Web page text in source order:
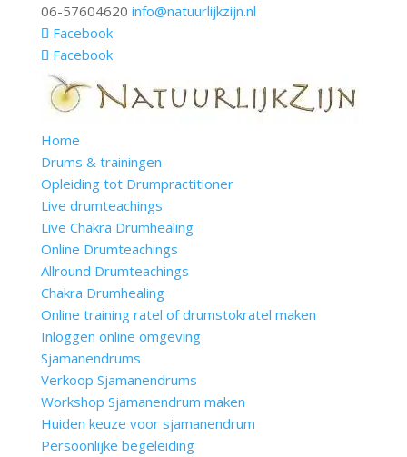
06-57604620 info@natuurlijkzijn.nl
Facebook
Facebook
Home
Drums & trainingen
Opleiding tot Drumpractitioner
Live drumteachings
Live Chakra Drumhealing
Online Drumteachings
Allround Drumteachings
Chakra Drumhealing
Online training ratel of drumstokratel maken
Inloggen online omgeving
Sjamanendrums
Verkoop Sjamanendrums
Workshop Sjamanendrum maken
Huiden keuze voor sjamanendrum
Persoonlijke begeleiding